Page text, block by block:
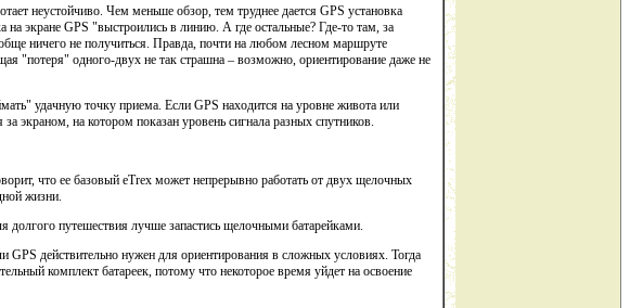
неустойчиво. Чем меньше обзор, тем труднее дается GPS установка
экране GPS "выстроились в линию. А где остальные? Где-то там, за
ничего не получиться. Правда, почти на любом лесном маршруте
"потеря" одного-двух не так страшна – возможно, ориентирование даже не
удачную точку приема. Если GPS находится на уровне живота или
на котором показан уровень сигнала разных спутников.
что ее базовый eTrex может непрерывно работать от двух щелочных
жизни.
путешествия лучше запастись щелочными батарейками.
действительно нужен для ориентирования в сложных условиях. Тогда
комплект батареек, потому что некоторое время уйдет на освоение